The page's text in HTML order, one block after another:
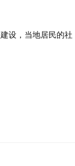
设，当地居民的社